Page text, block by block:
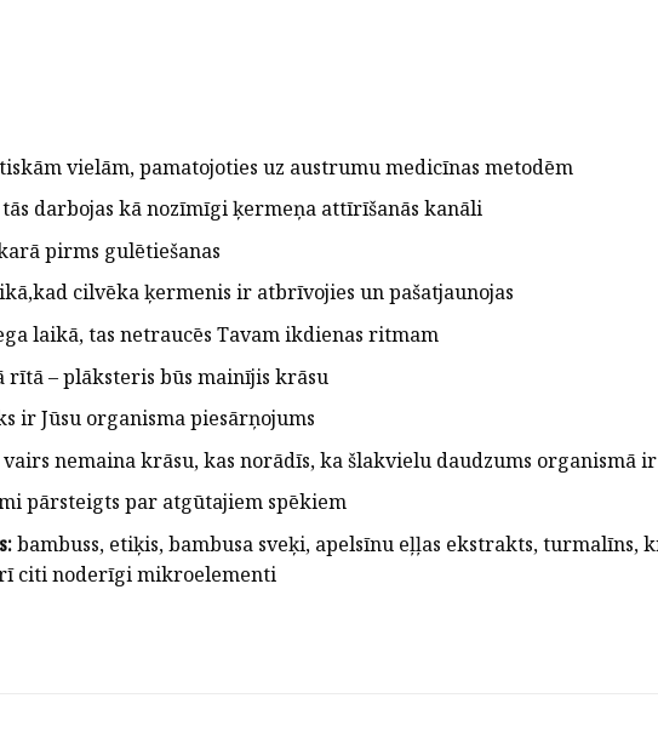
vielām, pamatojoties uz austrumu medicīnas metodēm
darbojas kā nozīmīgi ķermeņa attīrīšanās kanāli
pirms gulētiešanas
cilvēka ķermenis ir atbrīvojies un pašatjaunojas
laikā, tas netraucēs Tavam ikdienas ritmam
rītā – plāksteris būs mainījis krāsu
ir Jūsu organisma piesārņojums
nemaina krāsu, kas norādīs, ka šlakvielu daudzums organismā
pārsteigts par atgūtajiem spēkiem
bambuss, etiķis, bambusa sveķi, apelsīnu eļļas ekstrakts, turmalīns,
citi noderīgi mikroelementi